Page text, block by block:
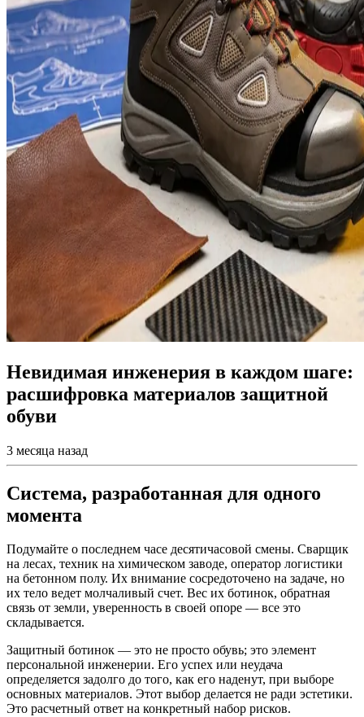
Невидимая инженерия в каждом шаге:
расшифровка материалов защитной
обуви
3 месяца назад
Система, разработанная для одного
момента
Подумайте о последнем часе десятичасовой смены. Сварщик
на лесах, техник на химическом заводе, оператор логистики
на бетонном полу. Их внимание сосредоточено на задаче, но
их тело ведет молчаливый счет. Вес их ботинок, обратная
связь от земли, уверенность в своей опоре — все это
складывается.
Защитный ботинок — это не просто обувь; это элемент
персональной инженерии. Его успех или неудача
определяется задолго до того, как его наденут, при выборе
основных материалов. Этот выбор делается не ради эстетики.
Это расчетный ответ на конкретный набор рисков.